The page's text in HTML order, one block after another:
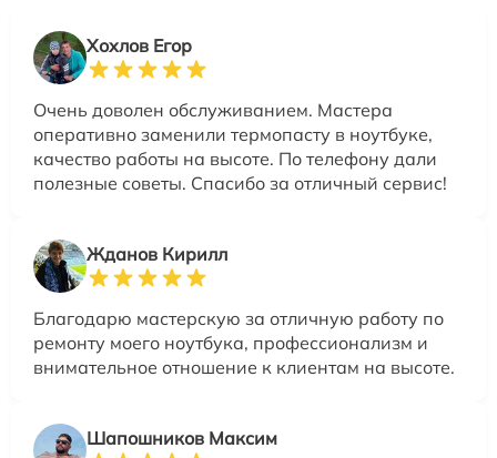
Хохлов Егор
Очень доволен обслуживанием. Мастера
оперативно заменили термопасту в ноутбуке,
качество работы на высоте. По телефону дали
полезные советы. Спасибо за отличный сервис!
Жданов Кирилл
Благодарю мастерскую за отличную работу по
ремонту моего ноутбука, профессионализм и
внимательное отношение к клиентам на высоте.
Шапошников Максим